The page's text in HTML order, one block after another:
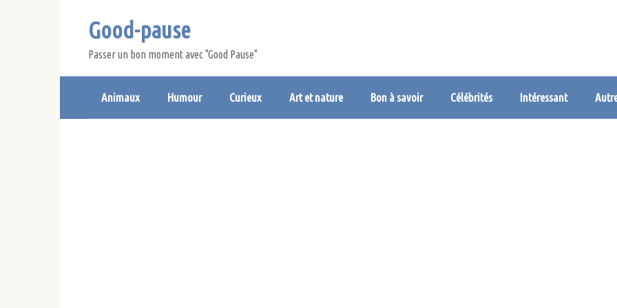
Good-pause
Passer un bon moment avec "Good Pause"
Animaux Humour Curieux Art et nature Bon à savoir Célébrités Intéressant